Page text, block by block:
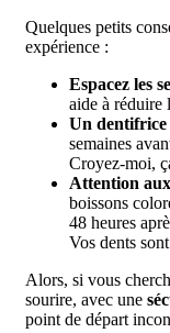
Quelques petits
expérience :
Espacez les
aide à réduire
Un dentifrice
semaines
Croyez-moi,
Attention
boissons
48 heures
Vos dents
Alors, si vous
sourire, avec une
point de départ